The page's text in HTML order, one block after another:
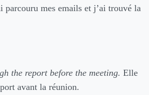
parcouru mes emails et j’ai trouvé la
the report before the meeting. Elle
avant la réunion.